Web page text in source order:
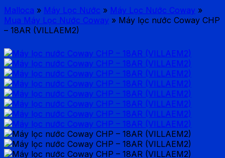
Malloca » Máy Lọc Nước » Máy Lọc Nước Coway »
Mua Máy Lọc Nước Coway » Máy lọc nước Coway CHP
– 18AR (VILLAEM2)